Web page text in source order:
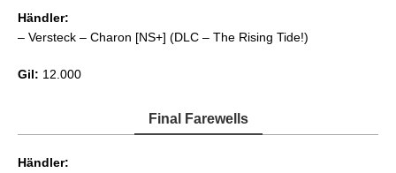
Händler:
– Versteck – Charon [NS+] (DLC – The Rising Tide!)
Gil: 12.000
Final Farewells
Händler: